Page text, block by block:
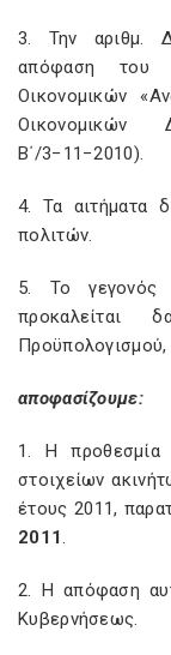
3. Την αριθμ.
απόφαση του
Οικονομικών
Β΄/3−11−2010).
4. Τα αιτήματα
πολιτών.
5. Το
προκαλείται
Προϋπολογισμού,
αποφασίζουμε:
1. Η προθεσμία
στοιχείων
έτους 2011,
2011.
2. Η απόφαση
Κυβερνήσεως.